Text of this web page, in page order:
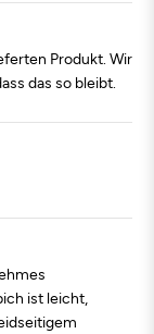
Produkt. Wir
das so bleibt.
ist leicht,